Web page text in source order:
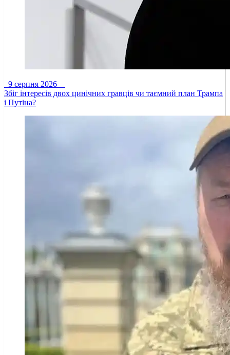
9 серпня 2026
Збіг інтересів двох цинічних гравців чи таємний план Трампа
і Путіна?